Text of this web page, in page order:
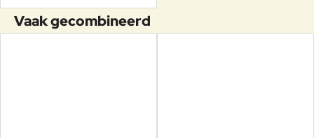
Vaak gecombineerd